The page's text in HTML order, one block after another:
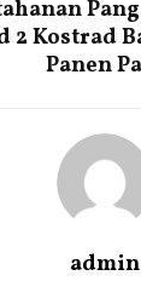
2 Kostrad
Panen
admin